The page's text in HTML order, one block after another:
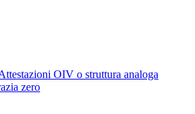
OIV o struttura analoga
zero